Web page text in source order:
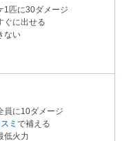
1匹に30ダメージ
ぐに出せる
ない
員に10ダメージ
ミ で補える
低火力